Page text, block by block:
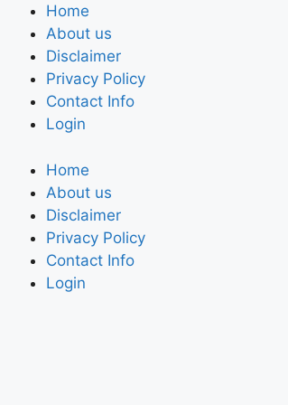
Home
About us
Disclaimer
Privacy Policy
Contact Info
Login
Home
About us
Disclaimer
Privacy Policy
Contact Info
Login